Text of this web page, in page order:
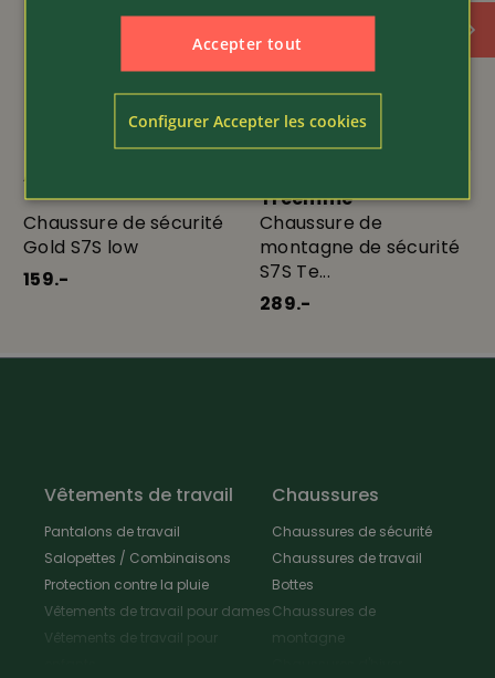
Article 452510
Chaussure de sécurité
Gold S7S low
159.-
Treemme
Chaussure de
montagne de sécurité
S7S Te...
289.-
Vêtements de travail
Pantalons de travail
Salopettes / Combinaisons
Protection contre la pluie
Vêtements de travail pour dames
Vêtements de travail pour
Chaussures
Chaussures de sécurité
Chaussures de travail
Bottes
Chaussures de
montagne
Accepter tout
Configurer Accepter les cookies